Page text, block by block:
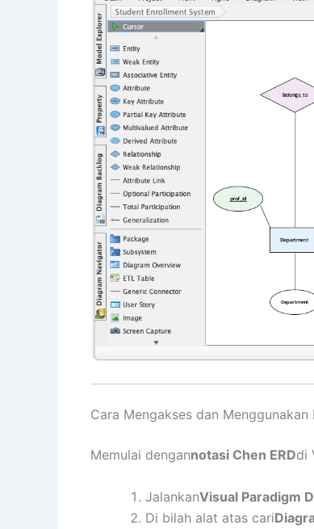
Cara Mengakses dan Menggunakan
Memulai dengannotasi Chen ERDdi
JalankanVisual Paradigm
Di bilah alat atas cari